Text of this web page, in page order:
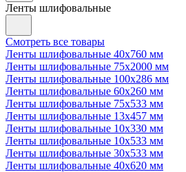
Ленты шлифовальные
Смотреть все товары
Ленты шлифовальные 40х760 мм
Ленты шлифовальные 75х2000 мм
Ленты шлифовальные 100х286 мм
Ленты шлифовальные 60х260 мм
Ленты шлифовальные 75х533 мм
Ленты шлифовальные 13х457 мм
Ленты шлифовальные 10х330 мм
Ленты шлифовальные 10х533 мм
Ленты шлифовальные 30х533 мм
Ленты шлифовальные 40х620 мм